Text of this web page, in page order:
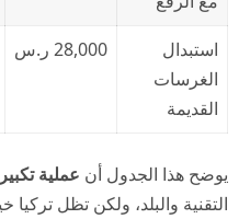
استبدال
الغرسات
القديمة
28,000 ر.س
يوضح هذا الجدول أن عملية
التقنية والبلد، ولكن تظل تركيا